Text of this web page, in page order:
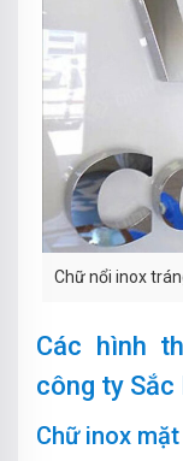
Chữ nổi inox
Các hình
công ty Sắc
Chữ inox